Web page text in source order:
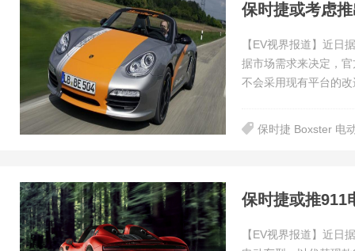
保时捷或考虑
【EV视界报道】近日
据市场需求来决定，
不会采用现有平台的
保时捷 Boxster 电
保时捷或推911
【EV视界报道】近日